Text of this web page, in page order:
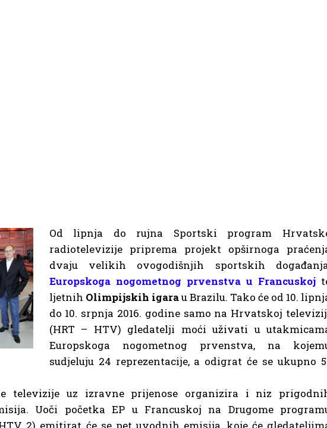
Od lipnja do rujna Sportski program
radiotelevizije priprema projekt opširnoga
dvaju velikih ovogodišnjih sportskih
Europskoga nogometnog prvenstva u Francuskoj
ljetnih Olimpijskih igarau Brazilu. Tako će od 10.
do 10. srpnja 2016. godine samo na Hrvatskoj
(HRT – HTV) gledatelji moći uživati u
Europskoga nogometnog prvenstva, na
sudjeluju 24 reprezentacije, a odigrat će se ukupno
televizije uz izravne prijenose organizira i niz
Uoči početka EP u Francuskoj na Drugome
2) emitirat će se pet uvodnih emisija, koje će